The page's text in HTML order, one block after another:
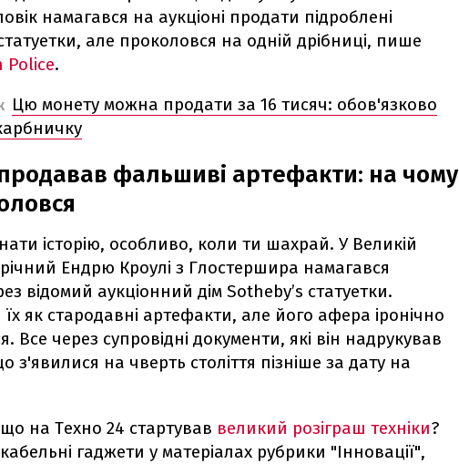
намагався на аукціоні продати підроблені
але проколовся на одній дрібниці, пише
Police.
Цю монету можна продати за 16 тисяч: обов'язково
фальшиві артефакти: на чому
історію, особливо, коли ти шахрай. У Великій
річний Ендрю Кроулі з Глостершира намагався
відомий аукціонний дім Sotheby’s статуетки.
як стародавні артефакти, але його афера іронічно
Все через супровідні документи, які він надрукував
з'явилися на чверть століття пізніше за дату на
на Техно 24 стартував великий розіграш техніки?
гаджети у матеріалах рубрики "Інновації",